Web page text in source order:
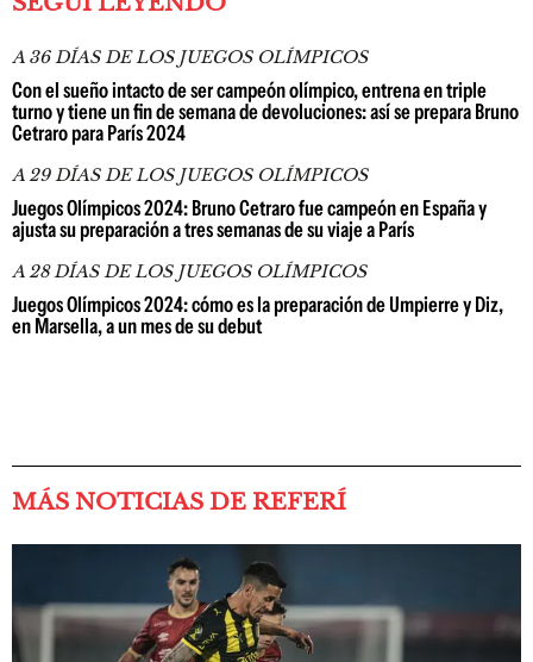
A 36 DÍAS DE LOS JUEGOS OLÍMPICOS
Con el sueño intacto de ser campeón olímpico, entrena en triple
turno y tiene un fin de semana de devoluciones: así se prepara Bruno
Cetraro para París 2024
A 29 DÍAS DE LOS JUEGOS OLÍMPICOS
Juegos Olímpicos 2024: Bruno Cetraro fue campeón en España y
ajusta su preparación a tres semanas de su viaje a París
A 28 DÍAS DE LOS JUEGOS OLÍMPICOS
Juegos Olímpicos 2024: cómo es la preparación de Umpierre y Diz,
en Marsella, a un mes de su debut
MÁS NOTICIAS DE REFERÍ